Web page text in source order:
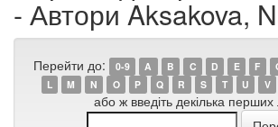
- Автори Aksakova,
Перейти до: 0-9 A B C D E F
L
M N O P Q R S T U V
або ж введіть декілька перших